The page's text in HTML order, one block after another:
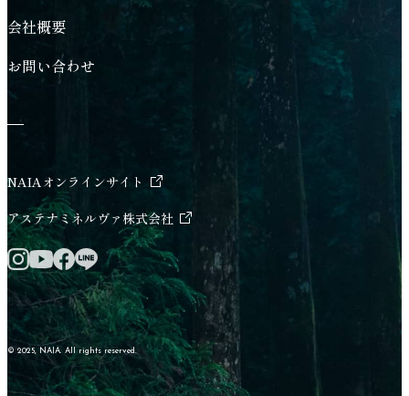
会社概要
お問い合わせ
NAIAオンラインサイト 新しいタブで開く
アステナミネルヴァ株式会社 新しいタブで開く
Instagram 新しいタブで開く
YouTube 新しいタブで開く
Facebook 新しいタブで開く
LINE 新しいタブで開く
© 2025, NAIA. All rights reserved.